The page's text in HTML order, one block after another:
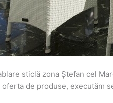
sticlă zona Ștefan cel
oferta de produse, executăm